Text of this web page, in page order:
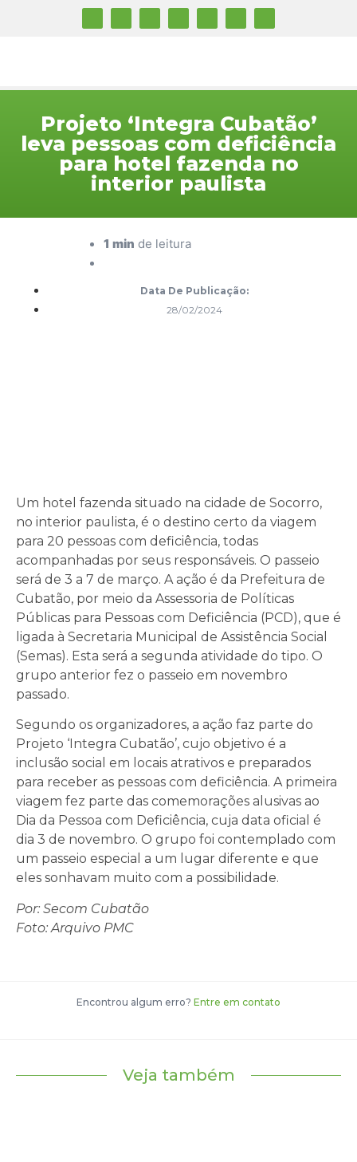
Projeto ‘Integra Cubatão’
leva pessoas com deficiência
para hotel fazenda no
interior paulista
1 min de leitura
Data De Publicação:
28/02/2024
Um hotel fazenda situado na cidade de Socorro,
no interior paulista, é o destino certo da viagem
para 20 pessoas com deficiência, todas
acompanhadas por seus responsáveis. O passeio
será de 3 a 7 de março. A ação é da Prefeitura de
Cubatão, por meio da Assessoria de Políticas
Públicas para Pessoas com Deficiência (PCD), que é
ligada à Secretaria Municipal de Assistência Social
(Semas). Esta será a segunda atividade do tipo. O
grupo anterior fez o passeio em novembro
passado.
Segundo os organizadores, a ação faz parte do
Projeto ‘Integra Cubatão’, cujo objetivo é a
inclusão social em locais atrativos e preparados
para receber as pessoas com deficiência. A primeira
viagem fez parte das comemorações alusivas ao
Dia da Pessoa com Deficiência, cuja data oficial é
dia 3 de novembro. O grupo foi contemplado com
um passeio especial a um lugar diferente e que
eles sonhavam muito com a possibilidade.
Por: Secom Cubatão
Foto: Arquivo PMC
Encontrou algum erro? Entre em contato
Veja também